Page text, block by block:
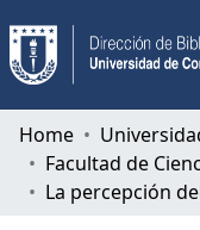
Communities &
All of DSpace
Home